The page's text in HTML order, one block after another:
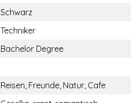
Schwarz
Techniker
Bachelor Degree
Reisen, Freunde, Natur, Cafe